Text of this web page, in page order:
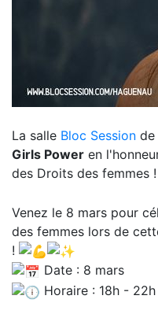
La salle Bloc Session de
Girls Power en
des Droits des femmes !
Venez le 8 mars pour
des femmes lors de
!
Date : 8 mars
Horaire : 18h -